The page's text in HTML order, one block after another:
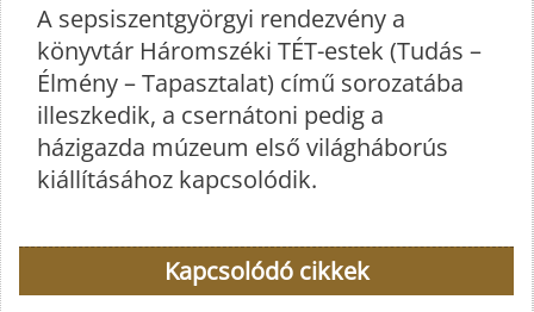
A sepsiszentgyörgyi rendezvény a
könyvtár Háromszéki TÉT-estek (Tudás –
Élmény – Tapasztalat) című sorozatába
illeszkedik, a csernátoni pedig a
házigazda múzeum első világháborús
kiállításához kapcsolódik.
Kapcsolódó cikkek